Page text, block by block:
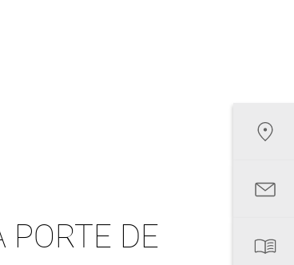
PORTE DE